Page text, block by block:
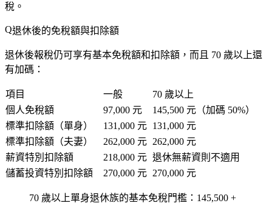
稅 。
退休後的免稅額與扣除額
退休後報稅仍可享有基本免稅額和扣除額，而且 70 歲以上還
有加碼 ：
項目 一般
70 歲以上
個人免稅額
97,000 元 145,500 元 （加碼 50%）
標準扣除額（單身）
131,000 元 131,000 元
標準扣除額（夫妻）
262,000 元 262,000 元
薪資特別扣除額
218,000 元 退休無薪資則不適用
儲蓄投資特別扣除額
270,000 元 270,000 元
70 歲以上單身退休族的基本免稅門檻：145,500 +